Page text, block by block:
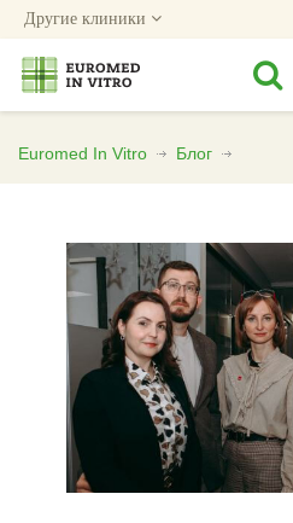
Другие клиники
Euromed In Vitro Блог